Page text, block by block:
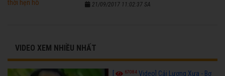
21/09/2017 11:02:37 SA
VIDEO XEM NHIỀU NHẤT
[ 67084 Video] Cải Lương Xưa - Bơ